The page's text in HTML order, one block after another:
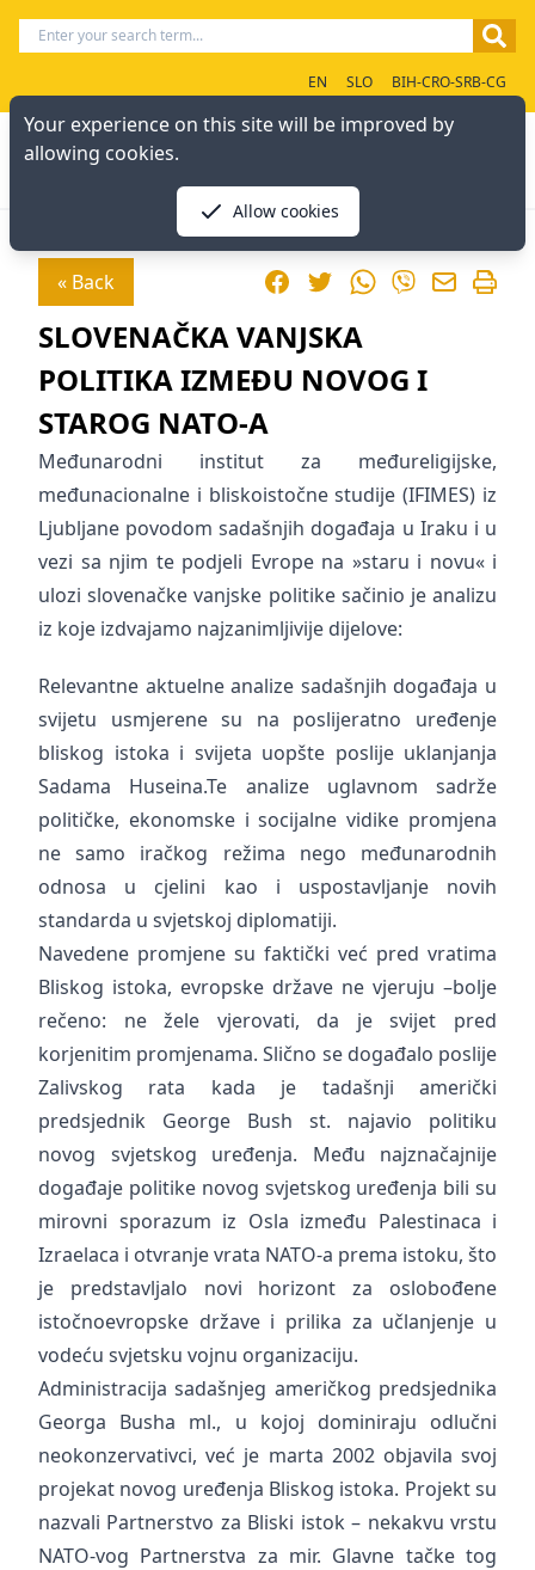
EN SLO BIH-CRO-SRB-CG
« Back FacebookTwitterWhatsApp
Viber
SLOVENAČKA VANJSKA
POLITIKA IZMEĐU NOVOG I
STAROG NATO-A
Međunarodni institut za međureligijske,
međunacionalne i bliskoistočne studije (IFIMES) iz
Ljubljane povodom sadašnjih događaja u Iraku i u
vezi sa njim te podjeli Evrope na »staru i novu« i
ulozi slovenačke vanjske politike sačinio je analizu
iz koje izdvajamo najzanimljivije dijelove:
Relevantne aktuelne analize sadašnjih događaja u
svijetu usmjerene su na poslijeratno uređenje
bliskog istoka i svijeta uopšte poslije uklanjanja
Sadama Huseina.Te analize uglavnom sadrže
političke, ekonomske i socijalne vidike promjena
ne samo iračkog režima nego međunarodnih
odnosa u cjelini kao i uspostavljanje novih
standarda u svjetskoj diplomatiji.
Navedene promjene su faktički već pred vratima
Bliskog istoka, evropske države ne vjeruju –bolje
rečeno: ne žele vjerovati, da je svijet pred
korjenitim promjenama. Slično se događalo poslije
Zalivskog rata kada je tadašnji američki
predsjednik George Bush st. najavio politiku
novog svjetskog uređenja. Među najznačajnije
događaje politike novog svjetskog uređenja bili su
mirovni sporazum iz Osla između Palestinaca i
Izraelaca i otvranje vrata NATO-a prema istoku, što
je predstavljalo novi horizont za oslobođene
istočnoevropske države i prilika za učlanjenje u
vodeću svjetsku vojnu organizaciju.
Administracija sadašnjeg američkog predsjednika
Georga Busha ml., u kojoj dominiraju odlučni
neokonzervativci, već je marta 2002 objavila svoj
projekat novog uređenja Bliskog istoka. Projekt su
nazvali Partnerstvo za Bliski istok – nekakvu vrstu
NATO-vog Partnerstva za mir. Glavne tačke tog
Your experience on this site will be improved by
allowing cookies.
Allow cookies